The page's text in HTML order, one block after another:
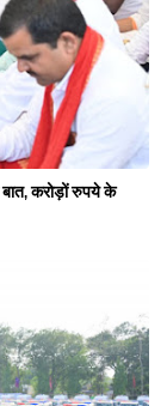
बात, करोड़ों रुपये के